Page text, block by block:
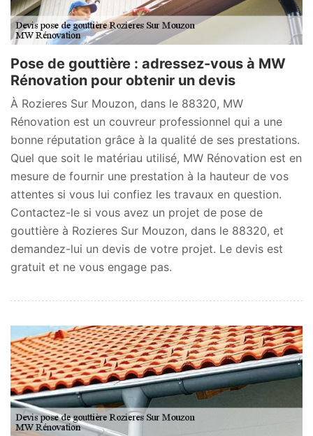
Pose de gouttière : adressez-vous à MW
Rénovation pour obtenir un devis
À Rozieres Sur Mouzon, dans le 88320, MW
Rénovation est un couvreur professionnel qui a une
bonne réputation grâce à la qualité de ses prestations.
Quel que soit le matériau utilisé, MW Rénovation est en
mesure de fournir une prestation à la hauteur de vos
attentes si vous lui confiez les travaux en question.
Contactez-le si vous avez un projet de pose de
gouttière à Rozieres Sur Mouzon, dans le 88320, et
demandez-lui un devis de votre projet. Le devis est
gratuit et ne vous engage pas.